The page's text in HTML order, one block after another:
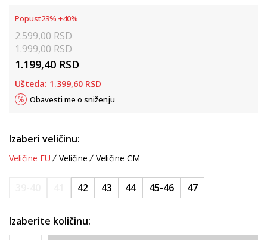
Popust23% +40%
2.599,00RSD
1.999,00RSD
1.199,40 RSD
Ušteda: 1.399,60 RSD
Obavesti me o sniženju
Izaberi veličinu:
Veličine EU Veličine Veličine CM
42 43 44 45-46 47
Izaberite količinu: